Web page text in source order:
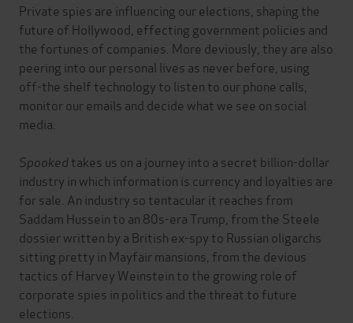
Private spies are influencing our elections, shaping the
future of Hollywood, effecting government policies and
the fortunes of companies. More deviously, they are also
peering into our personal lives as never before, using
off-the shelf technology to listen to our phone calls,
monitor our emails and decide what we see on social
media.
Spookedtakes us on a journey into a secret billion-dollar
industry in which information is currency and loyalties are
for sale. An industry so tentacular it reaches from
Saddam Hussein to an 80s-era Trump, from the Steele
dossier written by a British ex-spy to Russian oligarchs
sitting pretty in Mayfair mansions, from the devious
tactics of Harvey Weinstein to the growing role of
corporate spies in politics and the threat to future
elections.